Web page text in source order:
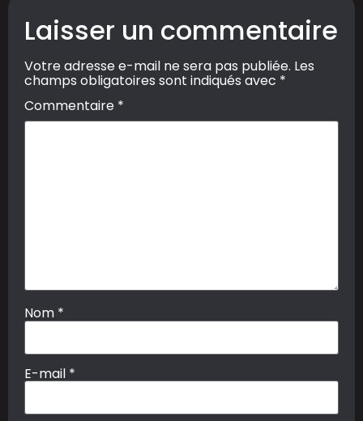
Laisser un commentaire
Votre adresse e-mail ne sera pas publiée. Les
champs obligatoires sont indiqués avec *
Commentaire *
Nom *
E-mail *